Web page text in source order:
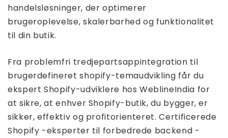
handelsløsninger, der optimerer
brugeroplevelse, skalerbarhed og funktionalitet
til din butik.
Fra problemfri tredjepartsappintegration til
brugerdefineret shopify-temaudvikling får du
ekspert Shopify-udviklere hos WeblineIndia for
at sikre, at enhver Shopify-butik, du bygger, er
sikker, effektiv og profitorienteret. Certificerede
Shopify -eksperter til forbedrede backend -